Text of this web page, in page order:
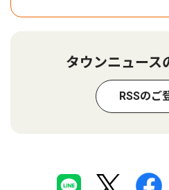
タウンニュース
RSSのご